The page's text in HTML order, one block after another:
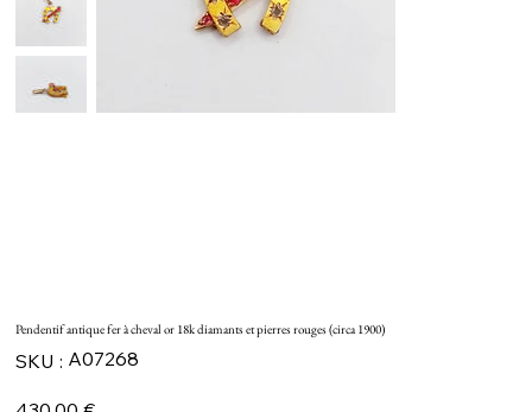
Pendentif antique fer à cheval or 18k diamants et pierres rouges (circa 1900)
SKU :
SKU
A07268
A07268